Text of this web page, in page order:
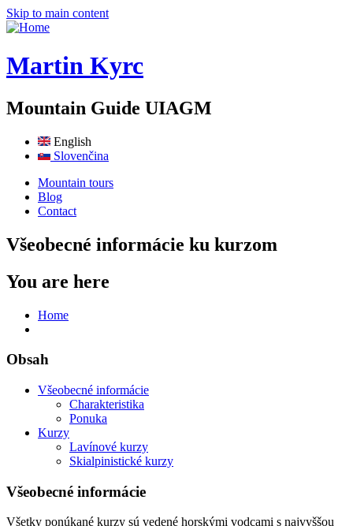
Skip to main content
Martin Kyrc
Mountain Guide UIAGM
English
Slovenčina
Mountain tours
Blog
Contact
Všeobecné informácie ku kurzom
You are here
Home
Obsah
Všeobecné informácie
Charakteristika
Ponuka
Kurzy
Lavínové kurzy
Skialpinistické kurzy
Všeobecné informácie
Všetky ponúkané kurzy sú vedené horskými vodcami s najvyššou